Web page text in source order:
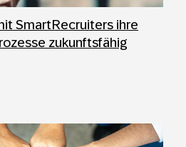
SmartRecruiters ihre
zukunftsfähig